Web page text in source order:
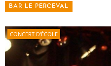
BAR LE PERCEVAL
CONCERT D'ÉCOLE